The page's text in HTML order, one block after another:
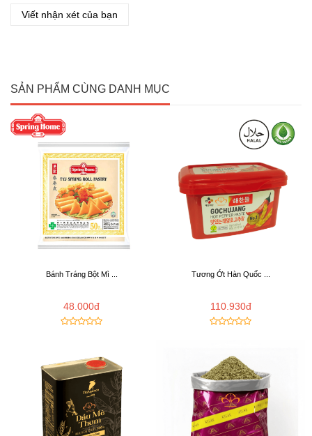
Viết nhận xét của bạn
SẢN PHẨM CÙNG DANH MỤC
Bánh Tráng Bột Mì ...
48.000đ
Tương Ớt Hàn Quốc ...
110.930đ